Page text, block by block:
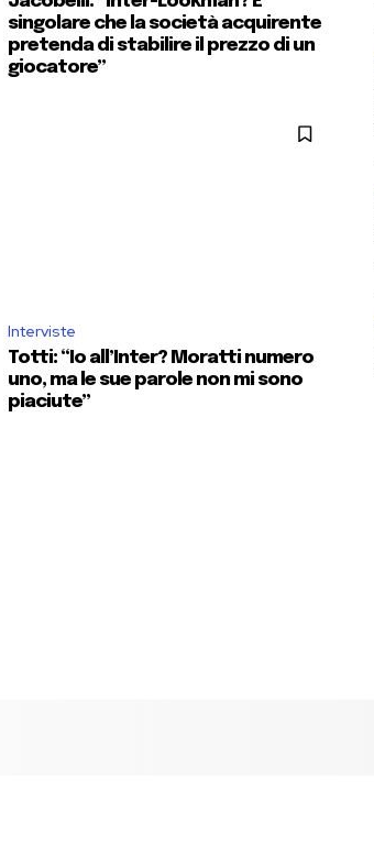
singolare che la società acquirente
pretenda di stabilire il prezzo di un
giocatore”
Interviste
Totti: “Io all’Inter? Moratti numero
uno, ma le sue parole non mi sono
piaciute”